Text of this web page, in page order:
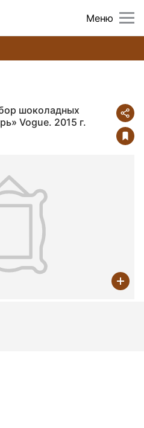
Меню
шоколадных
Vogue. 2015 г.